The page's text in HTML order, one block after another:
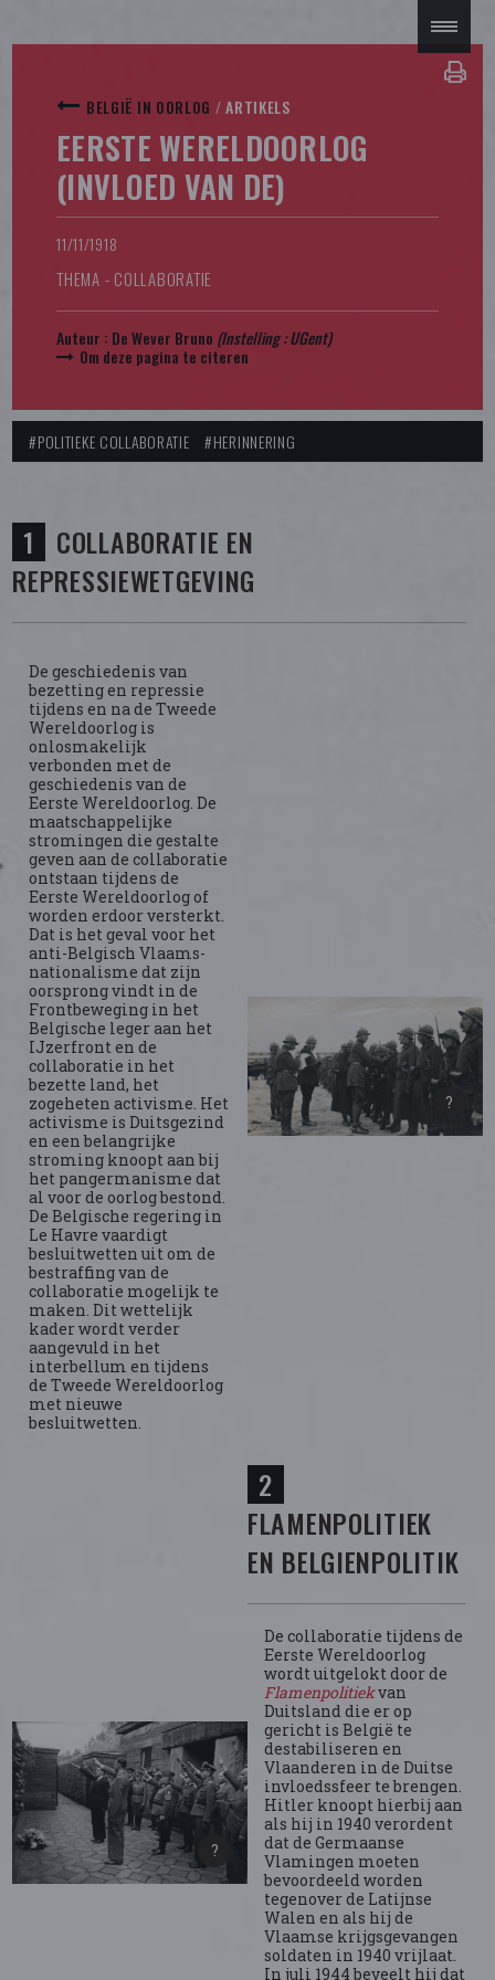
BELGIË IN OORLOG /ARTIKELS
EERSTE WERELDOORLOG
(INVLOED VAN DE)
11/11/1918
THEMA - COLLABORATIE
Auteur : De Wever Bruno (Instelling :UGent)
Om deze pagina te citeren
#POLITIEKE COLLABORATIE #HERINNERING
COLLABORATIE EN
REPRESSIEWETGEVING
De geschiedenis van
bezetting en repressie
tijdens en na de Tweede
Wereldoorlog is
onlosmakelijk
verbonden met de
geschiedenis van de
Eerste Wereldoorlog. De
maatschappelijke
stromingen die gestalte
geven aan de collaboratie
ontstaan tijdens de
Eerste Wereldoorlog of
worden erdoor versterkt.
Dat is het geval voor het
anti-Belgisch Vlaams-
nationalisme dat zijn
oorsprong vindt in de
Frontbeweging in het
Belgische leger aan het
IJzerfront en de
collaboratie in het
bezette land, het
zogeheten activisme. Het
activisme is Duitsgezind
en een belangrijke
stroming knoopt aan bij
het pangermanisme dat
al voor de oorlog bestond.
De Belgische regering in
Le Havre vaardigt
besluitwetten uit om de
bestraffing van de
collaboratie mogelijk te
maken. Dit wettelijk
kader wordt verder
aangevuld in het
interbellum en tijdens
de Tweede Wereldoorlog
met nieuwe
besluitwetten.
FLAMENPOLITIEK
EN BELGIENPOLITIK
De collaboratie tijdens de
Eerste Wereldoorlog
wordt uitgelokt door de
Flamenpolitiekvan
Duitsland die er op
gericht is België te
destabiliseren en
Vlaanderen in de Duitse
invloedssfeer te brengen.
Hitler knoopt hierbij aan
als hij in 1940 verordent
dat de Germaanse
Vlamingen moeten
bevoordeeld worden
tegenover de Latijnse
Walen en als hij de
Vlaamse krijgsgevangen
soldaten in 1940 vrijlaat.
In juli 1944 beveelt hij dat